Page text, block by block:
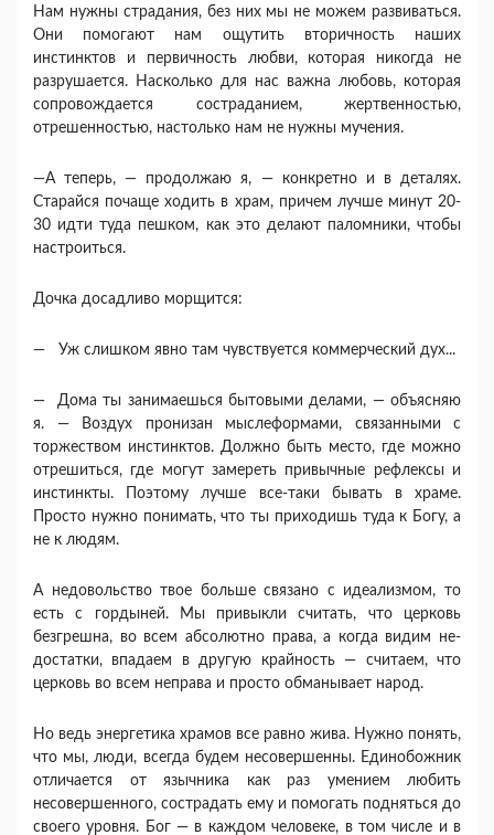
Нам нужны страдания, без них мы не можем разви­ваться.
Они помогают нам ощутить вторичность наших
инстинктов и первичность любви, которая никогда не
разрушается. Насколько для нас важна любовь, ко­торая
сопровождается состраданием, жертвенностью,
отрешенностью, настолько нам не нужны мучения.
—А теперь, — продолжаю я, — конкретно и в дета­лях.
Старайся почаще ходить в храм, причем лучше минут 20-
30 идти туда пешком, как это делают палом­ники, чтобы
настроиться.
Дочка досадливо морщится:
— Уж слишком явно там чувствуется коммерческий дух...
— Дома ты занимаешься бытовыми делами, — объ­ясняю
я. — Воздух пронизан мыслеформами, связан­ными с
торжеством инстинктов. Должно быть место, где можно
отрешиться, где могут замереть привыч­ные рефлексы и
инстинкты. Поэтому лучше все-таки бывать в храме.
Просто нужно понимать, что ты при­ходишь туда к Богу, а
не к людям.
А недовольство твое больше связано с идеализмом, то
есть с гордыней. Мы привыкли считать, что церковь
безгрешна, во всем абсолютно права, а когда видим не­
достатки, впадаем в другую крайность — считаем, что
церковь во всем неправа и просто обманывает народ.
Но ведь энергетика храмов все равно жива. Нуж­но понять,
что мы, люди, всегда будем несовершен­ны. Единобожник
отличается от язычника как раз умением любить
несовершенного, сострадать ему и по­могать подняться до
своего уровня. Бог — в каждом че­ловеке, в том числе и в